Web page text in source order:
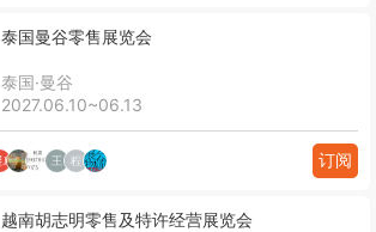
泰国曼谷零售展览会
泰国·曼谷
2027.06.10~06.13
订阅
越南胡志明零售及特许经营展览会